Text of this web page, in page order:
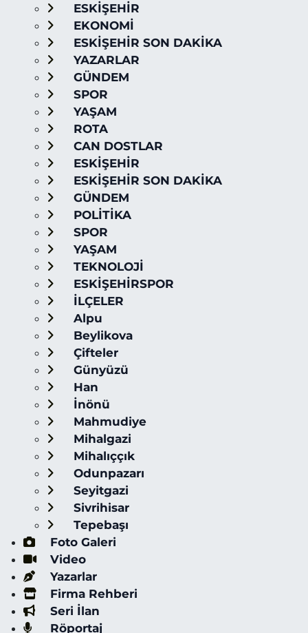
ESKİŞEHİR
EKONOMİ
ESKİŞEHİR SON DAKİKA
YAZARLAR
GÜNDEM
SPOR
YAŞAM
ROTA
CAN DOSTLAR
ESKİŞEHİR
ESKİŞEHİR SON DAKİKA
GÜNDEM
POLİTİKA
SPOR
YAŞAM
TEKNOLOJİ
ESKİŞEHİRSPOR
İLÇELER
Alpu
Beylikova
Çifteler
Günyüzü
Han
İnönü
Mahmudiye
Mihalgazi
Mihalıççık
Odunpazarı
Seyitgazi
Sivrihisar
Tepebaşı
Foto Galeri
Video
Yazarlar
Firma Rehberi
Seri İlan
Röportaj